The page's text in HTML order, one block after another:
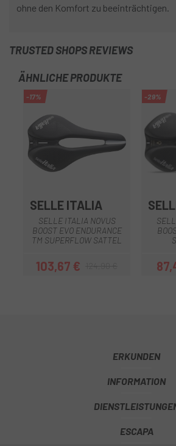
ohne den Komfort zu beeinträchtigen.
TRUSTED SHOPS REVIEWS
ÄHNLICHE PRODUKTE
-17%
SELLE ITALIA
SELLE ITALIA NOVUS
BOOST EVO ENDURANCE
TM SUPERFLOW SATTEL
Preis
103,67 €Regulärer Preis
-29%
ERKUNDEN
INFORMATION
ESCAPA